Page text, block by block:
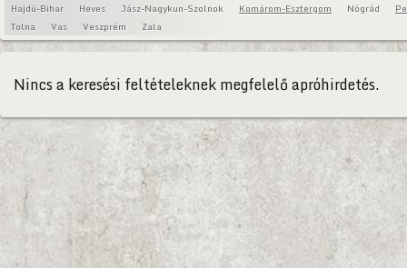
Hajdú-Bihar
Heves Jász-Nagykun-Szolnok Komárom-Esztergom Nógrád
Tolna
Vas Veszprém Zala
Nincs a keresési feltételeknek megfelelő apróhirdetés.